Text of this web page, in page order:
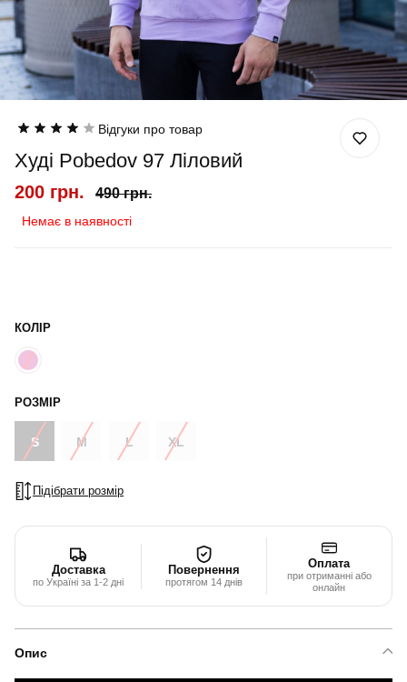
Відгуки про товар
Худі Pobedov 97 Ліловий
200 грн. 490 грн.
Немає в наявності
КОЛІР
РОЗМІР
S M L XL
Підібрати розмір
Доставка
по Україні за 1-2 дні
Повернення
протягом 14 днів
Оплата
при отриманні або
онлайн
Опис